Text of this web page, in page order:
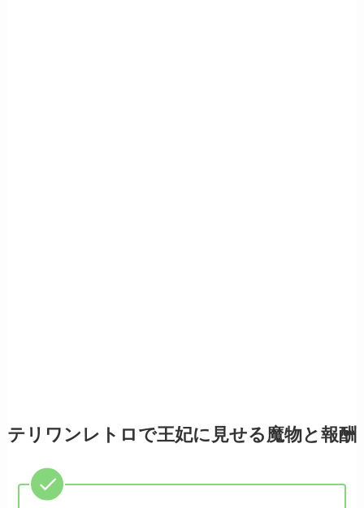
テリワンレトロで王妃に見せる魔物と報酬